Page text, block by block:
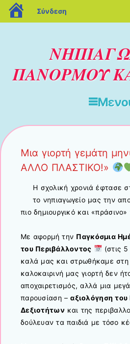
ΠΑΝΟΡΜΟΥ
Μια γιορτή γεμάτη
ΑΛΛΟ ΠΛΑΣΤΙΚΟ!»
Η σχολική χρονιά έφτασε
το νηπιαγωγείο μας την
πιο δημιουργικό και «πράσινο»
Με αφορμή την Παγκόσμια
του Περιβάλλοντος
(στις
καλά μας και στρωθήκαμε στη
καλοκαιρινή μας γιορτή δεν
αποχαιρετισμός, αλλά μια
παρουσίαση –αξιολόγηση του
Δεξιοτήτων και της
δούλευαν τα παιδιά με τόσο
blogs.sch.gr
Σύνδεση